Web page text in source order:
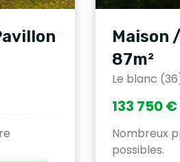
Maison
87m²
Le blanc
133 750 €
Nombreux
possibles.